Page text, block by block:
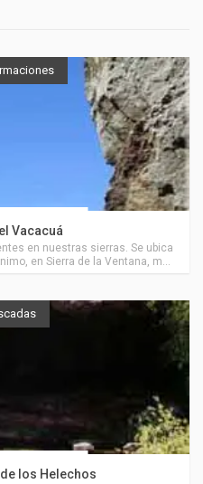
Vacacuá
en nuestras sierras. Se ubica
en Sierra de la Ventana, muy
los Helechos